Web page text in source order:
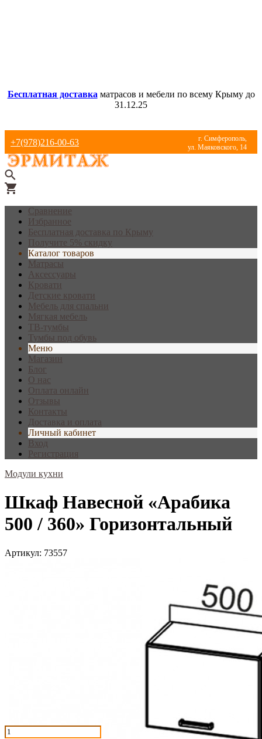
Бесплатная доставка матрасов и мебели по всему Крыму до
31.12.25
+7(978)216-00-63
г. Симферополь,
ул. Маяковского, 14
Сравнение
Избранное
Бесплатная доставка по Крыму
Получите 5% скидку
Каталог товаров
Матрасы
Аксессуары
Кровати
Детские кровати
Мебель для спальни
Мягкая мебель
ТВ-тумбы
Тумбы под обувь
Меню
Магазин
Блог
О нас
Оплата онлайн
Отзывы
Контакты
Доставка и оплата
Личный кабинет
Вход
Регистрация
Модули кухни
Шкаф Навесной «Арабика
500 / 360» Горизонтальный
Артикул: 73557